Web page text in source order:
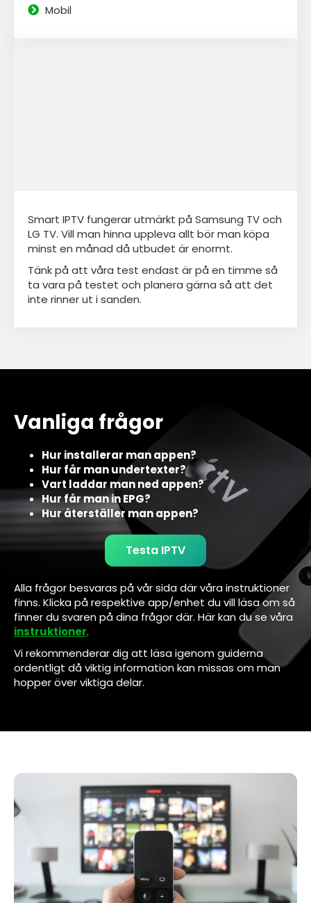
Mobil
Smart IPTV fungerar utmärkt på Samsung TV och
LG TV. Vill man hinna uppleva allt bör man köpa
minst en månad då utbudet är enormt.
Tänk på att våra test endast är på en timme så
ta vara på testet och planera gärna så att det
inte rinner ut i sanden.
Vanliga frågor
Hur installerar man appen?
Hur får man undertexter?
Vart laddar man ned appen?
Hur får man in EPG?
Hur återställer man appen?
Testa IPTV
Alla frågor besvaras på vår sida där våra instruktioner
finns. Klicka på respektive app/enhet du vill läsa om så
finner du svaren på dina frågor där. Här kan du se våra
instruktioner.
Vi rekommenderar dig att läsa igenom guiderna
ordentligt då viktig information kan missas om man
hopper över viktiga delar.